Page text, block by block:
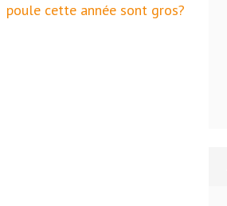
poule cette année sont gros?